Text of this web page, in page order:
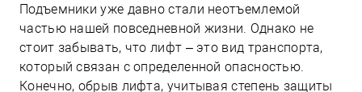
Подъемники уже давно стали неотъемлемой
частью нашей повседневной жизни. Однако не
стоит забывать, что лифт – это вид транспорта,
который связан с определенной опасностью.
Конечно, обрыв лифта, учитывая степень защиты